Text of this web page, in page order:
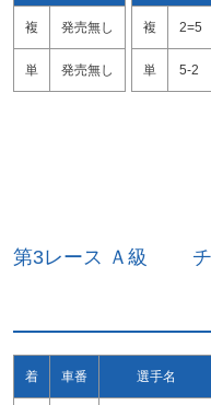
複 発売無し
単 発売無し
複 2=5
単 5-2
第3レース Ａ級 チ
着 車番 選手名